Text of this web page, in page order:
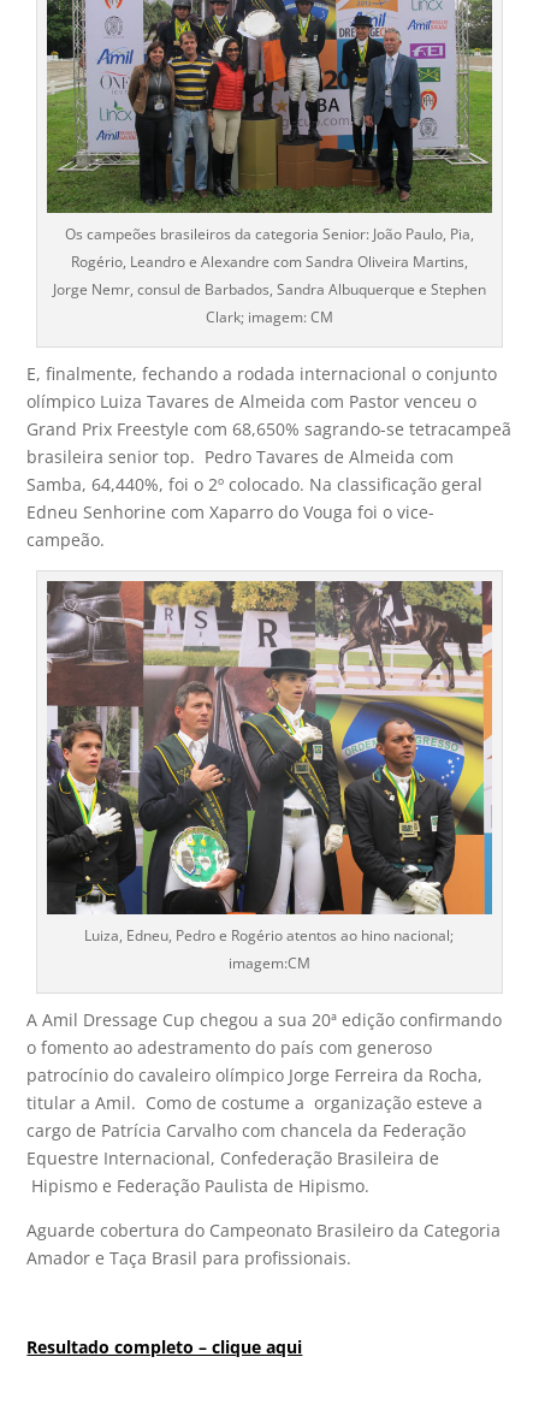
Os campeões brasileiros da categoria Senior: João Paulo, Pia,
Rogério, Leandro e Alexandre com Sandra Oliveira Martins,
Jorge Nemr, consul de Barbados, Sandra Albuquerque e Stephen
Clark; imagem: CM
E, finalmente, fechando a rodada internacional o conjunto
olímpico Luiza Tavares de Almeida com Pastor venceu o
Grand Prix Freestyle com 68,650% sagrando-se tetracampeã
brasileira senior top. Pedro Tavares de Almeida com
Samba, 64,440%, foi o 2º colocado. Na classificação geral
Edneu Senhorine com Xaparro do Vouga foi o vice-
campeão.
Luiza, Edneu, Pedro e Rogério atentos ao hino nacional;
imagem:CM
A Amil Dressage Cup chegou a sua 20ª edição confirmando
o fomento ao adestramento do país com generoso
patrocínio do cavaleiro olímpico Jorge Ferreira da Rocha,
titular a Amil. Como de costume a organização esteve a
cargo de Patrícia Carvalho com chancela da Federação
Equestre Internacional, Confederação Brasileira de
Hipismo e Federação Paulista de Hipismo.
Aguarde cobertura do Campeonato Brasileiro da Categoria
Amador e Taça Brasil para profissionais.
Resultado completo – clique aqui